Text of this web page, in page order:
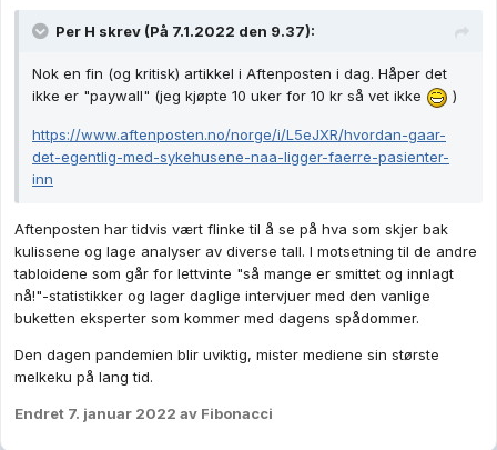
Per H skrev (På 7.1.2022 den 9.37):
Nok en fin (og kritisk) artikkel i Aftenposten i dag. Håper det
ikke er "paywall" (jeg kjøpte 10 uker for 10 kr så vet ikke
)
https://www.aftenposten.no/norge/i/L5eJXR/hvordan-gaar-
det-egentlig-med-sykehusene-naa-ligger-faerre-pasienter-
inn
Aftenposten har tidvis vært flinke til å se på hva som skjer bak
kulissene og lage analyser av diverse tall. I motsetning til de andre
tabloidene som går for lettvinte "så mange er smittet og innlagt
nå!"-statistikker og lager daglige intervjuer med den vanlige
buketten eksperter som kommer med dagens spådommer.
Den dagen pandemien blir uviktig, mister mediene sin største
melkeku på lang tid.
Endret 7. januar 2022 av Fibonacci